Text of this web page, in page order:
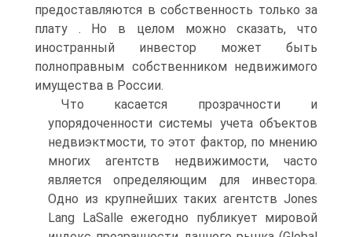
предоставляются в собственность только за
плату . Но в целом можно сказать, что
иностранный инвестор может быть
полноправным собственником недвижимого
имущества в России.
Что касается прозрачности и
упорядоченности системы учета объектов
недвиэктмости, то этот фактор, по мнению
многих агентств недвижимости, часто
является определяющим для инвестора.
Одно из крупнейших таких агентств Jones
Lang LaSalle ежегодно публикует мировой